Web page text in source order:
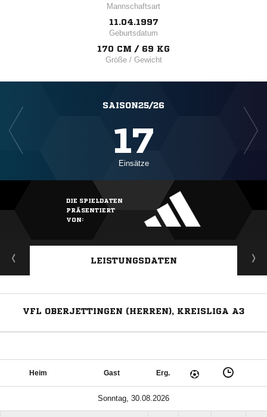
Mannschaftsart
11.04.1997
Geburtsdatum
170 CM / 69 KG
Größe / Gewicht
SAISON25/26
17
Einsätze
DIE SPIELDATEN
PRÄSENTIERT
VON:
LEISTUNGSDATEN
VFL OBERJETTINGEN (HERREN), KREISLIGA A3
Heim Gast Erg.
Sonntag, 30.08.2026